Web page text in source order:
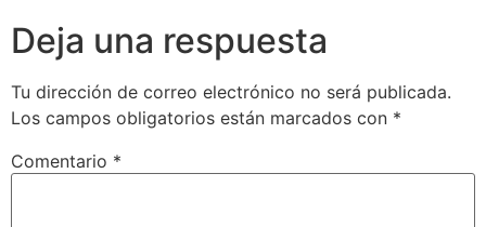
Deja una respuesta
Tu dirección de correo electrónico no será publicada.
Los campos obligatorios están marcados con *
Comentario *